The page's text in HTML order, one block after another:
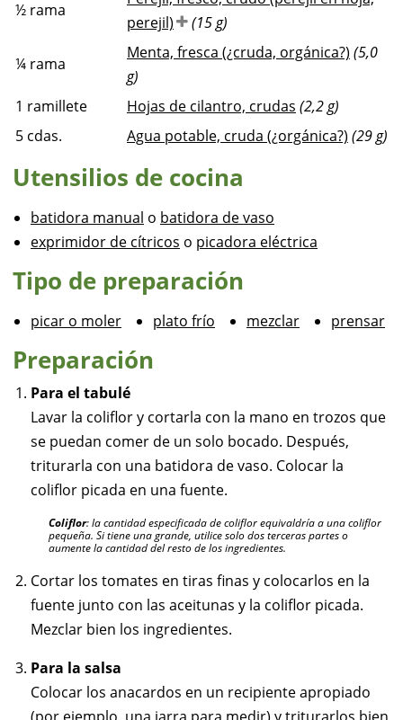
½ rama
perejil)
(15 g)
¼ rama
Menta, fresca (¿cruda, orgánica?) (5,0
g)
1 ramillete Hojas de cilantro, crudas (2,2 g)
5 cdas. Agua potable, cruda (¿orgánica?) (29 g)
Utensilios de cocina
batidora manual o batidora de vaso
exprimidor de cítricos o picadora eléctrica
Tipo de preparación
picar o moler plato frío mezclar prensar
Preparación
Para el tabulé
Lavar la coliflor y cortarla con la mano en trozos que
se puedan comer de un solo bocado. Después,
triturarla con una batidora de vaso. Colocar la
coliflor picada en una fuente.
Coliflor: la cantidad especificada de coliflor equivaldría a una coliflor
pequeña. Si tiene una grande, utilice solo dos terceras partes o
aumente la cantidad del resto de los ingredientes.
Cortar los tomates en tiras finas y colocarlos en la
fuente junto con las aceitunas y la coliflor picada.
Mezclar bien los ingredientes.
Para la salsa
Colocar los anacardos en un recipiente apropiado